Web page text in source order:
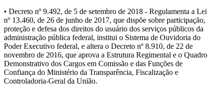
• Decreto nº 9.492, de 5 de setembro de 2018 - Regulamenta a Lei
nº 13.460, de 26 de junho de 2017, que dispõe sobre participação,
proteção e defesa dos direitos do usuário dos serviços públicos da
administração pública federal, institui o Sistema de Ouvidoria do
Poder Executivo federal, e altera o Decreto nº 8.910, de 22 de
novembro de 2016, que aprova a Estrutura Regimental e o Quadro
Demonstrativo dos Cargos em Comissão e das Funções de
Confiança do Ministério da Transparência, Fiscalização e
Controladoria-Geral da União.